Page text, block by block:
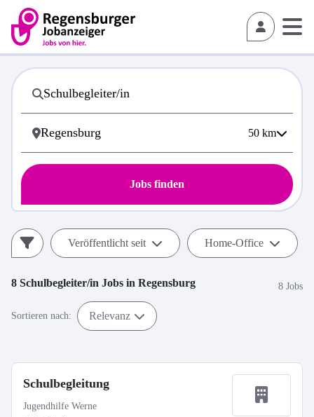
50 km
Jobs finden
Veröffentlicht seit Home-Office
8 Schulbegleiter/in Jobs in Regensburg 8 Jobs
Sortieren nach: Relevanz
Schulbegleitung
Jugendhilfe Werne